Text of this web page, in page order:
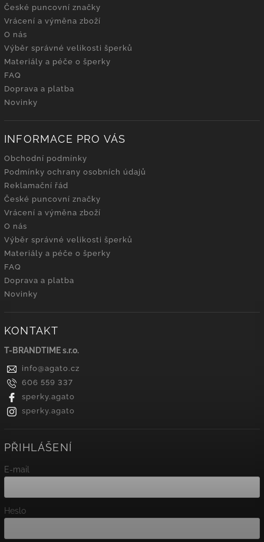
České puncovní značky
Vrácení a výměna zboží
O nás
Výběr správné velikosti šperků
Materiály a péče o šperky
FAQ
Doprava a platba
Novinky
INFORMACE PRO VÁS
Obchodní podmínky
Podmínky ochrany osobních údajů
Reklamační řád
České puncovní značky
Vrácení a výměna zboží
O nás
Výběr správné velikosti šperků
Materiály a péče o šperky
FAQ
Doprava a platba
Novinky
KONTAKT
T-BRANDTIME s.r.o.
info@agato.cz
606 559 337
sperky.agato
sperky.agato
PŘIHLÁŠENÍ
E-mail
Heslo